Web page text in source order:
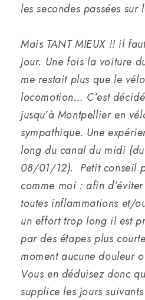
les secondes passées sur
Mais TANT MIEUX !! il
jour. Une fois la voiture
me restait plus que le
locomotion… C’est
jusqu’à Montpellier en
sympathique. Une
long du canal du midi
08/01/12). Petit conseil
comme moi : afin d’éviter
toutes inflammations et/
un effort trop long il est
par des étapes plus
moment aucune douleur
Vous en déduisez donc
supplice les jours suivants